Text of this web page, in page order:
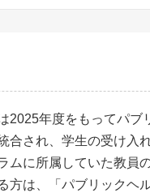
2025年度をもってパブ
合され、学生の受け入
ムに所属していた教員
方は、「パブリックヘ